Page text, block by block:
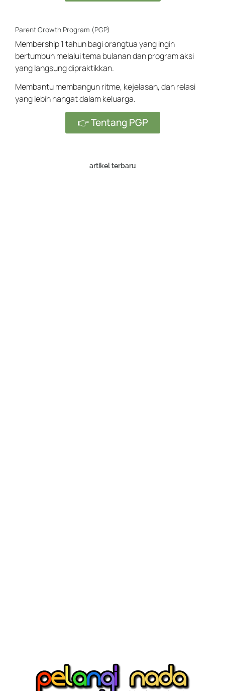
Parent Growth Program (PGP)
Membership 1 tahun bagi orangtua yang ingin
bertumbuh melalui tema bulanan dan program aksi
yang langsung dipraktikkan.
Membantu membangun ritme, kejelasan, dan relasi
yang lebih hangat dalam keluarga.
👉 Tentang PGP
artikel terbaru